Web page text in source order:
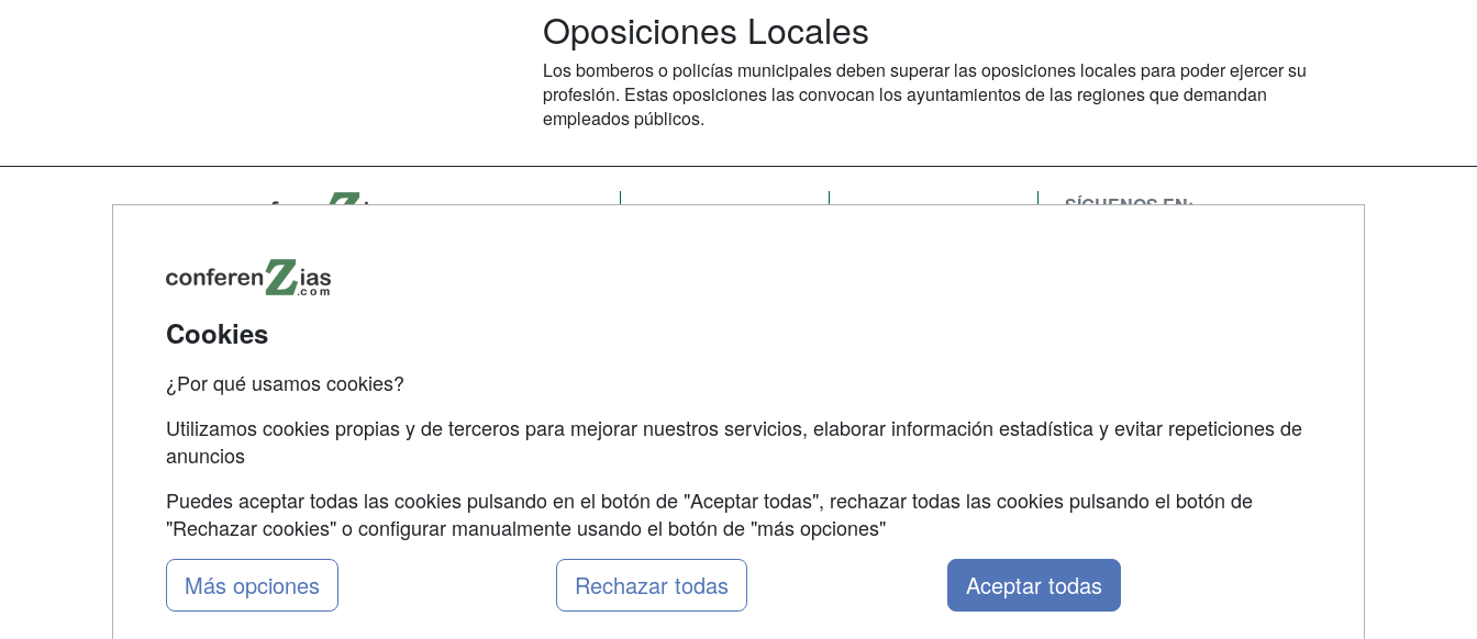
Oposiciones Locales
Los bomberos o policías municipales deben superar las oposiciones locales para poder ejercer su
profesión. Estas oposiciones las convocan los ayuntamientos de las regiones que demandan
empleados públicos.
Mapa
Cursos de
Contactar
SÍGUENOS EN:
Grupo formazion:
Cookies
¿Por qué usamos cookies?
Utilizamos cookies propias y de terceros para mejorar nuestros servicios, elaborar información estadística y evitar repeticiones de
anuncios
Puedes aceptar todas las cookies pulsando en el botón de "Aceptar todas", rechazar todas las cookies pulsando el botón de
"Rechazar cookies" o configurar manualmente usando el botón de "más opciones"
Más opciones Rechazar todas Aceptar todas